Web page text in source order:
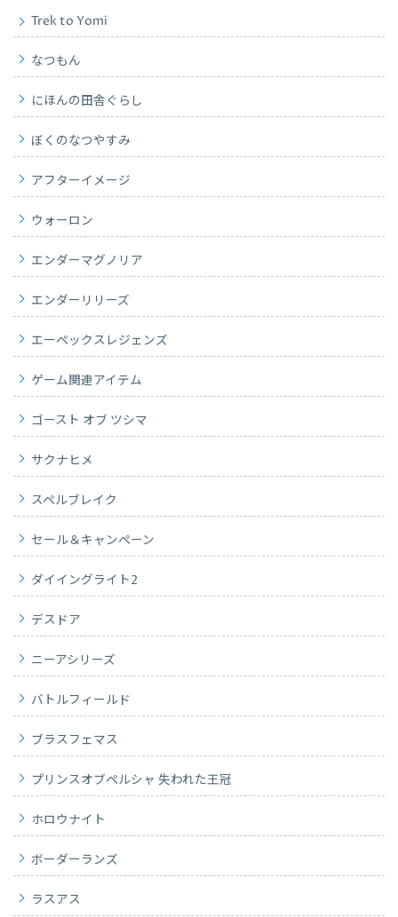
Trek to Yomi
なつもん
にほんの田舎ぐらし
ぼくのなつやすみ
アフターイメージ
ウォーロン
エンダーマグノリア
エンダーリリーズ
エーペックスレジェンズ
ゲーム関連アイテム
ゴースト オブ ツシマ
サクナヒメ
スペルブレイク
セール＆キャンペーン
ダイイングライト2
デスドア
ニーアシリーズ
バトルフィールド
ブラスフェマス
プリンスオブペルシャ 失われた王冠
ホロウナイト
ボーダーランズ
ラスアス